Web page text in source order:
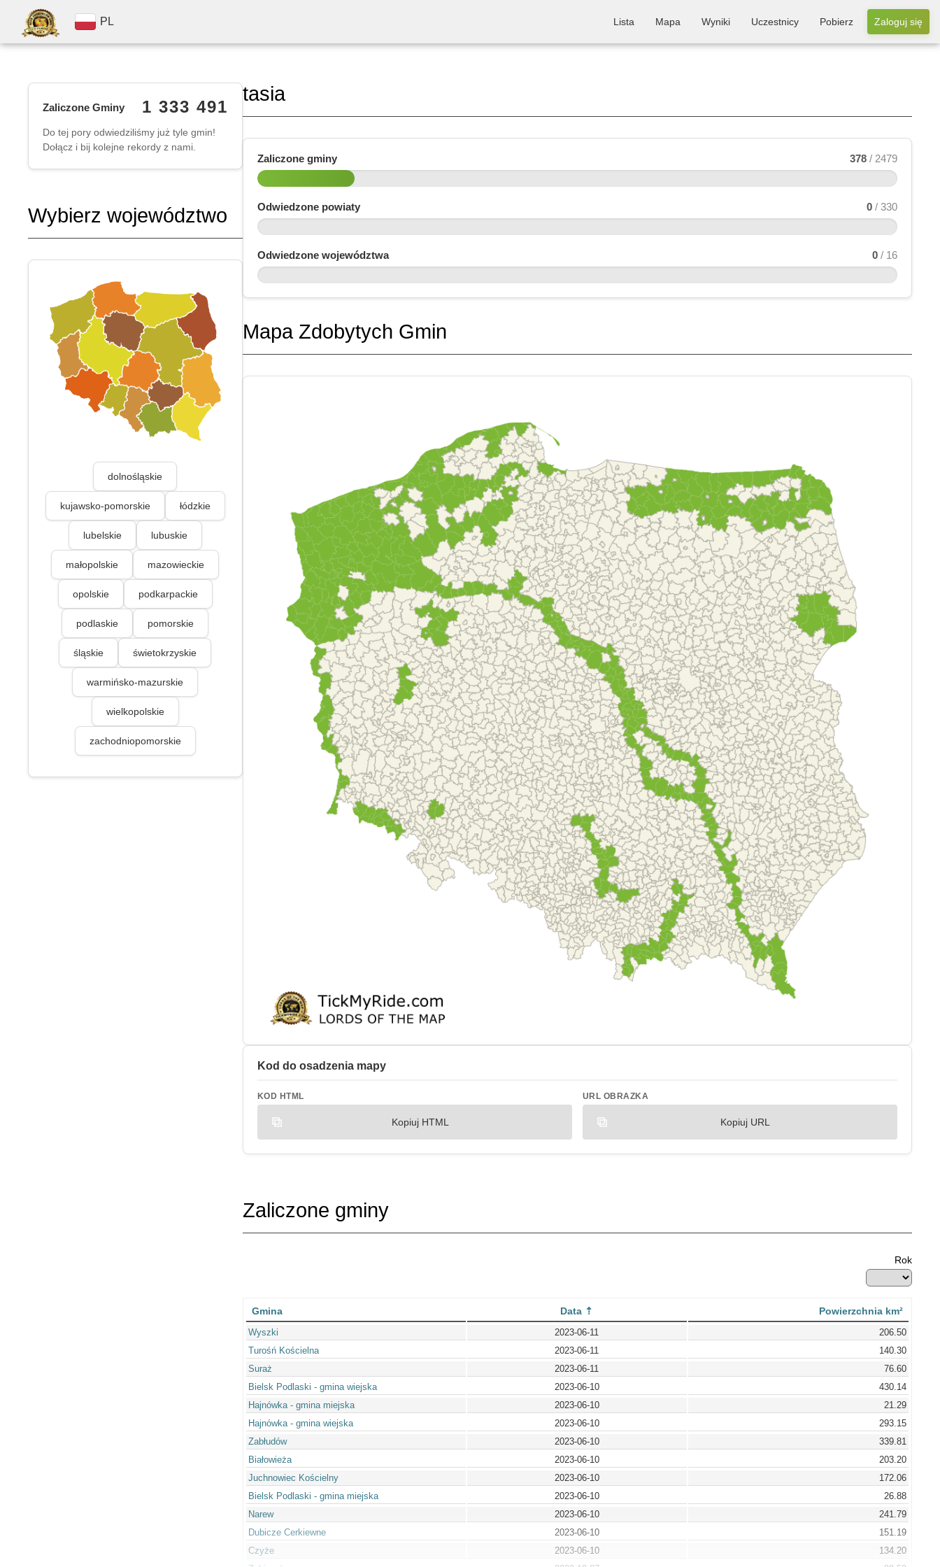
PL Lista Mapa Wyniki Uczestnicy Pobierz Zaloguj się
Zaliczone Gminy 1 333 491
Do tej pory odwiedziliśmy już tyle gmin!
Dołącz i bij kolejne rekordy z nami.
Wybierz województwo
dolnośląskie
kujawsko-pomorskie łódzkie
lubelskie lubuskie
małopolskie mazowieckie
opolskie podkarpackie
podlaskie pomorskie
śląskie świetokrzyskie
warmińsko-mazurskie
wielkopolskie
zachodniopomorskie
tasia
Zaliczone gminy 378 / 2479
Odwiedzone powiaty 0 / 330
Odwiedzone województwa 0 / 16
Mapa Zdobytych Gmin
Kod do osadzenia mapy
KOD HTML
Kopiuj HTML
URL OBRAZKA
Kopiuj URL
Zaliczone gminy
Rok
Gmina Data Powierzchnia km²
Wyszki 2023-06-11
206.50
Turośń Kościelna
2023-06-11
140.30
Suraż
2023-06-11
76.60
Bielsk Podlaski - gmina wiejska
2023-06-10
430.14
Hajnówka - gmina miejska
2023-06-10
21.29
Hajnówka - gmina wiejska
2023-06-10
293.15
Zabłudów
2023-06-10
339.81
Białowieża
2023-06-10
203.20
Juchnowiec Kościelny
2023-06-10
172.06
Bielsk Podlaski - gmina miejska
2023-06-10
26.88
Narew
2023-06-10
241.79
Dubicze Cerkiewne
2023-06-10
151.19
Czyże
2023-06-10
134.20